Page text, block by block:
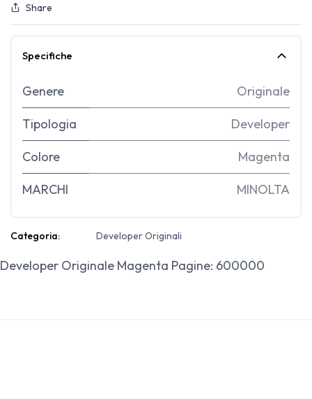
Share
Specifiche
Genere Originale
Tipologia Developer
Colore Magenta
MARCHI MINOLTA
Categoria: Developer Originali
Developer Originale Magenta Pagine: 600000